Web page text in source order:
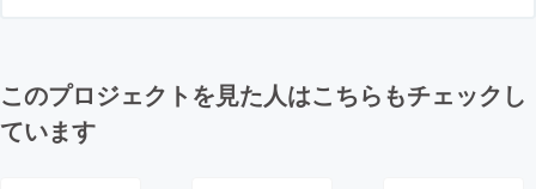
このプロジェクトを見た人はこちらもチェックし
ています